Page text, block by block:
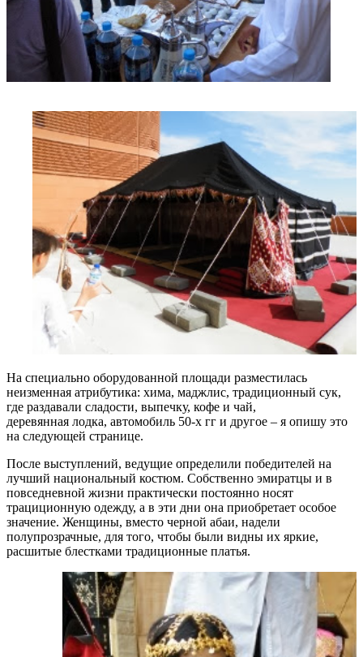
На специально оборудованной площади разместилась
неизменная атрибутика: хима, маджлис, традиционный сук,
где раздавали сладости, выпечку, кофе и чай,
деревянная лодка, автомобиль 50-х гг и другое – я опишу это
на следующей странице.
После выступлений, ведущие определили победителей на
лучший национальный костюм. Собственно эмиратцы и в
повседневной жизни практически постоянно носят
трациционную одежду, а в эти дни она приобретает особое
значение. Женщины, вместо черной абаи, надели
полупрозрачные, для того, чтобы были видны их яркие,
расшитые блестками традиционные платья.